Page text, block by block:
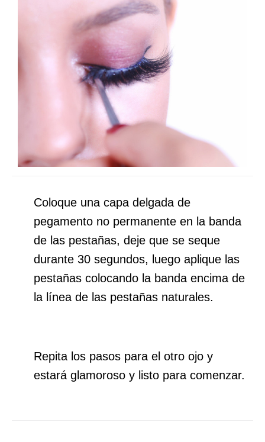
Coloque una capa delgada de
pegamento no permanente en la banda
de las pestañas, deje que se seque
durante 30 segundos, luego aplique las
pestañas colocando la banda encima de
la línea de las pestañas naturales.
Repita los pasos para el otro ojo y
estará glamoroso y listo para comenzar.